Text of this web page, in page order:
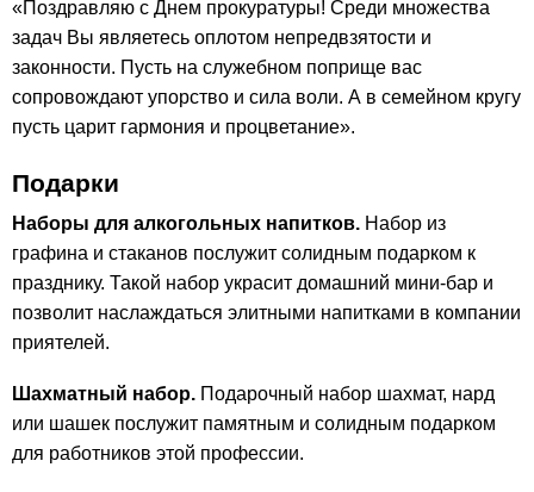
«Поздравляю с Днем прокуратуры! Среди множества
задач Вы являетесь оплотом непредвзятости и
законности. Пусть на служебном поприще вас
сопровождают упорство и сила воли. А в семейном кругу
пусть царит гармония и процветание».
Подарки
Наборы для алкогольных напитков. Набор из
графина и стаканов послужит солидным подарком к
празднику. Такой набор украсит домашний мини-бар и
позволит наслаждаться элитными напитками в компании
приятелей.
Шахматный набор. Подарочный набор шахмат, нард
или шашек послужит памятным и солидным подарком
для работников этой профессии.